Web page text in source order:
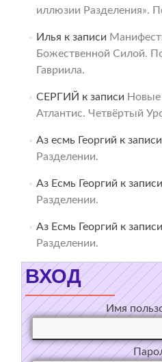
иллюзии Разделения».
Илья к записи
Божественной Силой.
Гавриила.
СЕРГИЙ к записи Новые
Атлантис. Четвёртый
Аз есмь Георгий к записи
Разделении.
Аз Есмь Георгий к записи
Разделении.
Аз Есмь Георгий к записи
Разделении.
ВХОД
Имя